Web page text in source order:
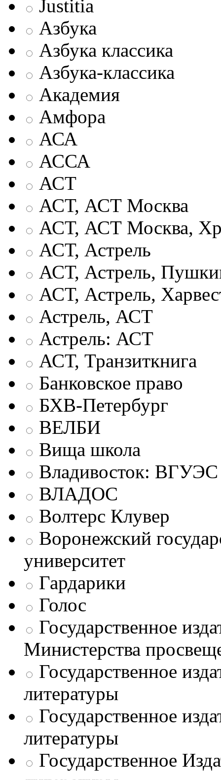
Justitia
Азбука
Азбука классика
Азбука-классика
Академия
Амфора
АСА
АССА
АСТ
АСТ, АСТ Москва
АСТ, АСТ Москва,
АСТ, Астрель
АСТ, Астрель,
АСТ, Астрель,
Астрель, АСТ
Астрель: АСТ
АСТ, Транзиткнига
Банковское право
БХВ-Петербург
ВЕЛБИ
Вища школа
Владивосток: ВГУЭС
ВЛАДОС
Волтерс Клувер
Воронежский
университет
Гардарики
Голос
Государственное
Министерства
Государственное
литературы
Государственное
литературы
Государственное